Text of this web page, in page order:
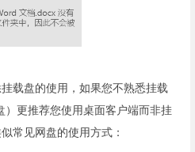
载盘的使用，如果您不熟悉挂载
更推荐您使用桌面客户端而非挂
常见网盘的使用方式：